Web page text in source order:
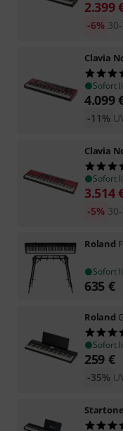
2.399
-6%
Clavia
Sofort
4.099
-11%
Clavia
Sofort
3.514
-5%
Roland
Sofort
635 €
Roland
Sofort
259 €
-35%
Startone